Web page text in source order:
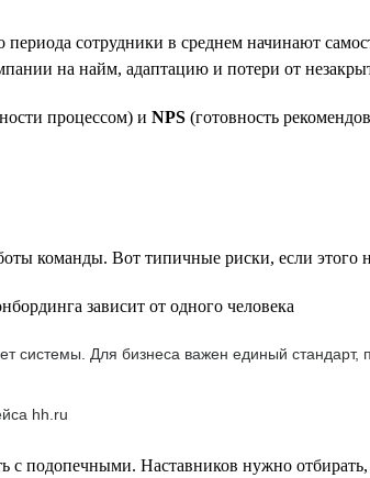
периода сотрудники в среднем начинают
на найм, адаптацию и потери от
процессом) и NPS (готовность
команды. Вот типичные риски, если этого
зависит от одного человека
системы. Для бизнеса важен единый
hh.ru
подопечными. Наставников нужно отбирать,